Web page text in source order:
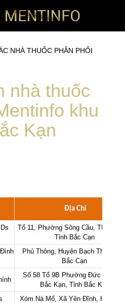
NHÀ THUỐC PHÂN PHỐI
nhà thuốc
khu
Kạn
Địa Chỉ
Tổ 11, Phường Sông Cầu, TP Bắc
Tỉnh Bắc Cạn
Phủ Thông, Huyện Bạch Thông,
Bắc Cạn
Số 58 Tổ 9B Phường Đức Xuân,
Bắc Kạn, Tỉnh Bắc Kạn
Xóm Nà Mố, Xã Yên Đĩnh, Huyện